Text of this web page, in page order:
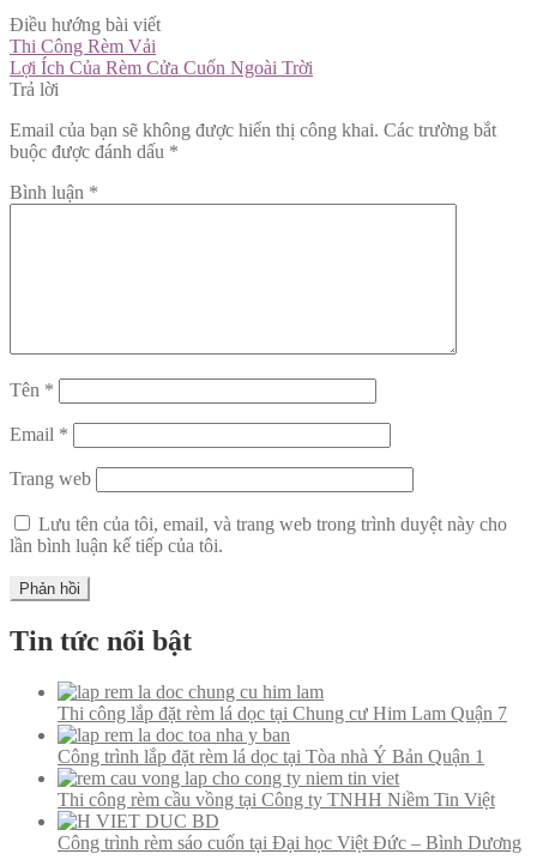
Điều hướng bài viết
Thi Công Rèm Vải
Lợi Ích Của Rèm Cửa Cuốn Ngoài Trời
Trả lời
Email của bạn sẽ không được hiển thị công khai. Các trường bắt
buộc được đánh dấu *
Bình luận *
Tên *
Email *
Trang web
Lưu tên của tôi, email, và trang web trong trình duyệt này cho
lần bình luận kế tiếp của tôi.
Tin tức nổi bật
Thi công lắp đặt rèm lá dọc tại Chung cư Him Lam Quận 7
Công trình lắp đặt rèm lá dọc tại Tòa nhà Ý Bản Quận 1
Thi công rèm cầu vồng tại Công ty TNHH Niềm Tin Việt
Công trình rèm sáo cuốn tại Đại học Việt Đức – Bình Dương